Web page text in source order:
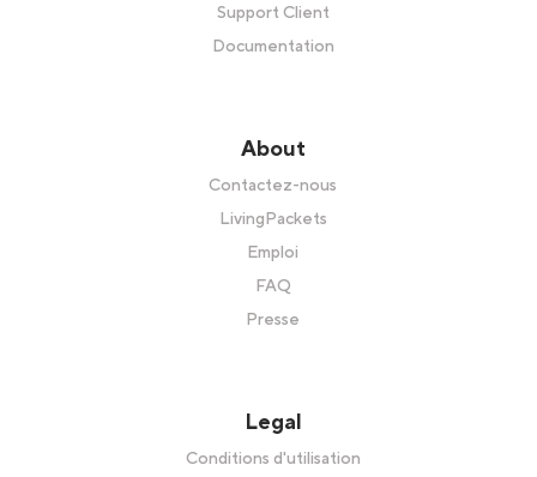
Support Client
Documentation
About
Contactez-nous
LivingPackets
Emploi
FAQ
Presse
Legal
Conditions d'utilisation